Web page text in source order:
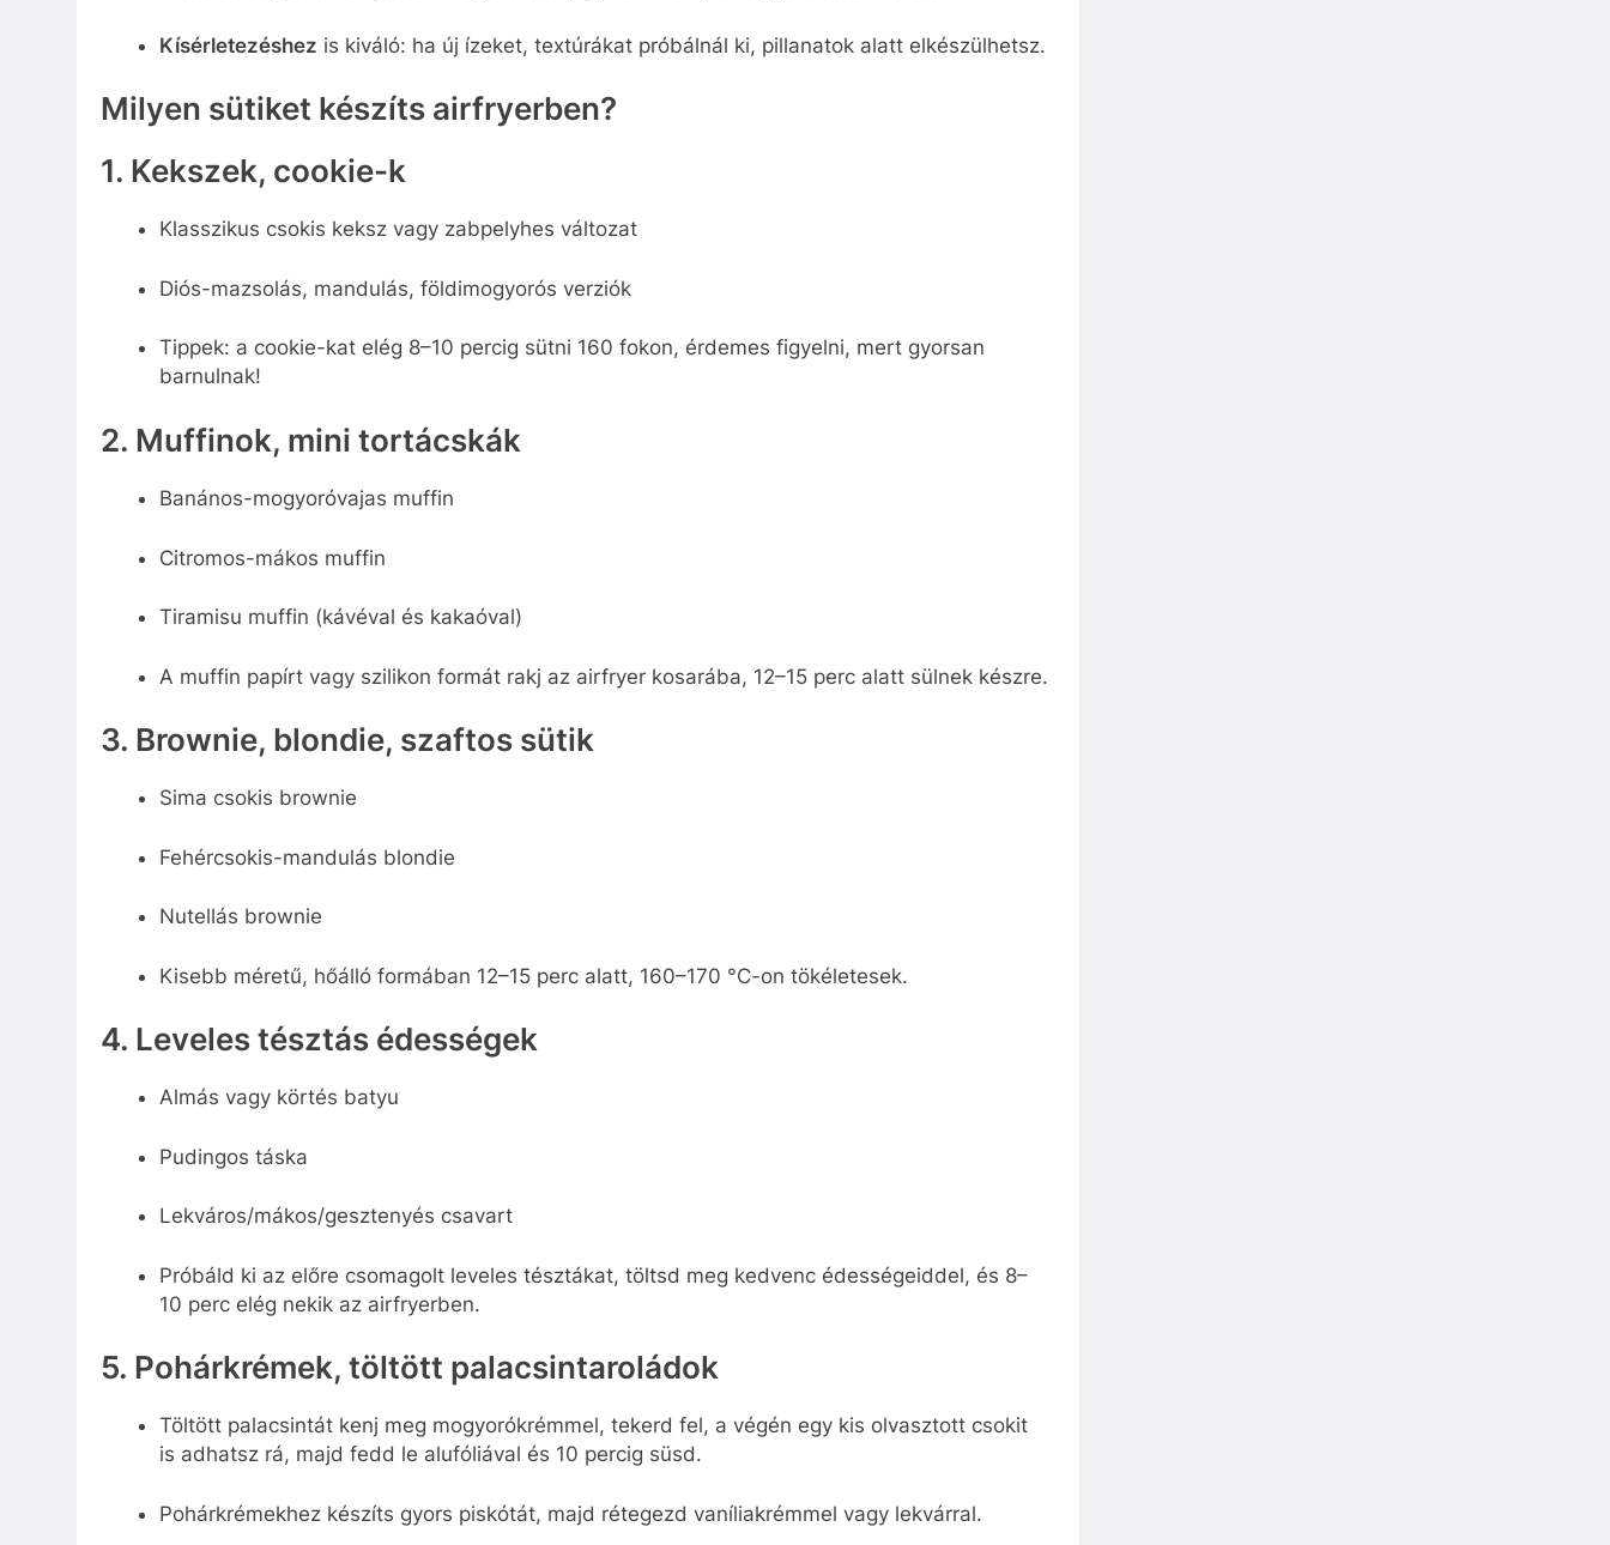
Kísérletezéshez is kiváló: ha új ízeket, textúrákat próbálnál ki, pillanatok alatt elkészülhetsz.
Milyen sütiket készíts airfryerben?
1. Kekszek, cookie-k
Klasszikus csokis keksz vagy zabpelyhes változat​
Diós-mazsolás, mandulás, földimogyorós verziók
Tippek: a cookie-kat elég 8–10 percig sütni 160 fokon, érdemes figyelni, mert gyorsan
barnulnak!
2. Muffinok, mini tortácskák
Banános-mogyoróvajas muffin
Citromos-mákos muffin
Tiramisu muffin (kávéval és kakaóval)
A muffin papírt vagy szilikon formát rakj az airfryer kosarába, 12–15 perc alatt sülnek készre.​
3. Brownie, blondie, szaftos sütik
Sima csokis brownie
Fehércsokis-mandulás blondie
Nutellás brownie
Kisebb méretű, hőálló formában 12–15 perc alatt, 160–170 °C-on tökéletesek.​
4. Leveles tésztás édességek
Almás vagy körtés batyu
Pudingos táska
Lekváros/mákos/gesztenyés csavart
Próbáld ki az előre csomagolt leveles tésztákat, töltsd meg kedvenc édességeiddel, és 8–
10 perc elég nekik az airfryerben.​
5. Pohárkrémek, töltött palacsintaroládok
Töltött palacsintát kenj meg mogyorókrémmel, tekerd fel, a végén egy kis olvasztott csokit
is adhatsz rá, majd fedd le alufóliával és 10 percig süsd.​
Pohárkrémekhez készíts gyors piskótát, majd rétegezd vaníliakrémmel vagy lekvárral.